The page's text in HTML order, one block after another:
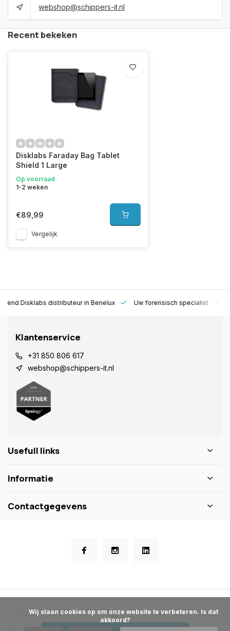
webshop@schippers-it.nl
Recent bekeken
Disklabs Faraday Bag Tablet
Shield 1 Large
Op voorraad
1-2 weken
€89,99
Vergelijk
Disklabs distributeur in Benelux Uw forensisch specialist
Klantenservice
+31 850 806 617
webshop@schippers-it.nl
Usefull links
Informatie
Contactgegevens
akkoord?